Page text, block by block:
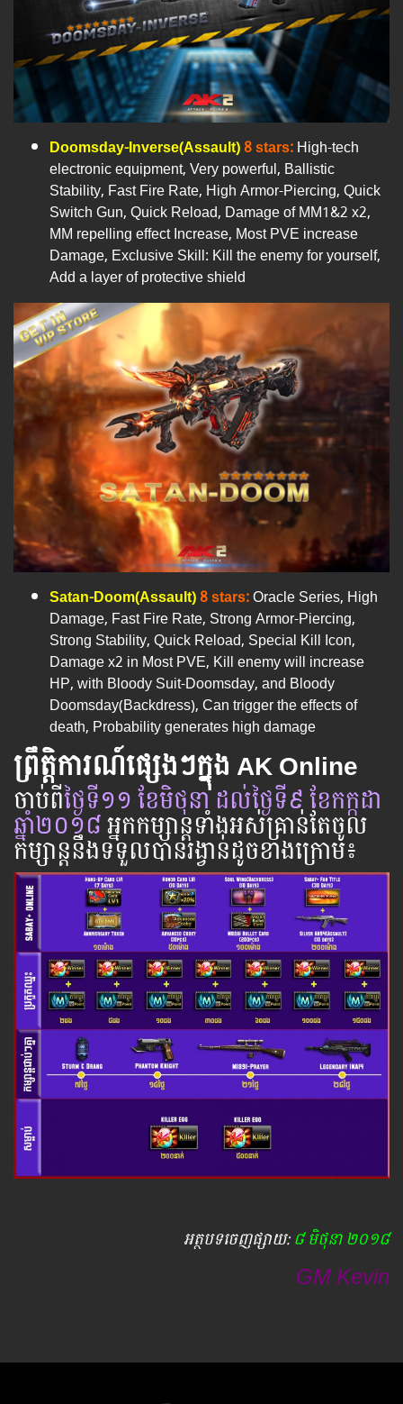
Doomsday-Inverse(Assault)8 stars:High-tech
electronic equipment, Very powerful, Ballistic
Stability, Fast Fire Rate, High Armor-Piercing, Quick
Switch Gun, Quick Reload, Damage of MM1&2 x2,
MM repelling effect Increase, Most PVE increase
Damage, Exclusive Skill: Kill the enemy for yourself,
Add a layer of protective shield
Satan-Doom(Assault)8 stars:Oracle Series, High
Damage, Fast Fire Rate, Strong Armor-Piercing,
Strong Stability, Quick Reload, Special Kill Icon,
Damage x2 in Most PVE, Kill enemy will increase
HP, with Bloody Suit-Doomsday, and Bloody
Doomsday(Backdress), Can trigger the effects of
death, Probability generates high damage
ព្រឹត្តិការណ៍ផ្សេងៗក្នុង AK Online
ចាប់​ពី​ថ្ងៃ​ទី១១ ខែមិថុនាដល់​ថ្ងៃ​ទី៩ ខែកក្កដា
ឆ្នាំ​២០១៨អ្នក​កម្សាន្ដ​ទាំងអស់​គ្រាន់​តែ​ចូល​
កម្សាន្ដ​នឹង​ទទួល​បាន​រង្វាន់​ដូចខាងក្រោម​៖
អត្ថបទ​ចេញ​ផ្សាយ​:៨ មិថុនា ២០១៨
GM Kevin